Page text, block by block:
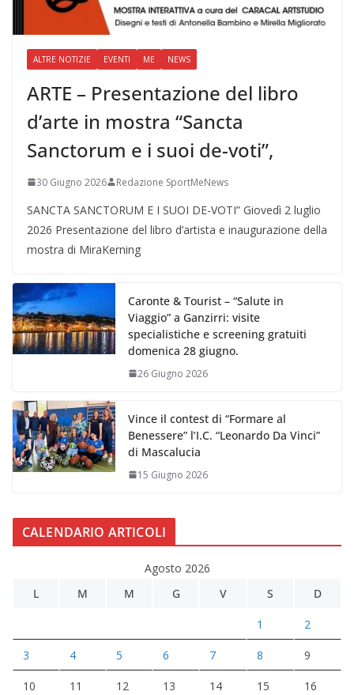
ALTRE NOTIZIE EVENTI ME NEWS
ARTE – Presentazione del libro
d’arte in mostra “Sancta
Sanctorum e i suoi de-voti”,
30 Giugno 2026 Redazione SportMeNews
SANCTA SANCTORUM E I SUOI DE-VOTI” Giovedì 2 luglio
2026 Presentazione del libro d’artista e inaugurazione della
mostra di MiraKerning
Caronte & Tourist – “Salute in
Viaggio” a Ganzirri: visite
specialistiche e screening gratuiti
domenica 28 giugno.
26 Giugno 2026
Vince il contest di “Formare al
Benessere” l’I.C. “Leonardo Da Vinci”
di Mascalucia
15 Giugno 2026
CALENDARIO ARTICOLI
Agosto 2026
L
M M G V S D
1 2
3 4 5 6 7 8 9
10 11 12 13 14 15 16